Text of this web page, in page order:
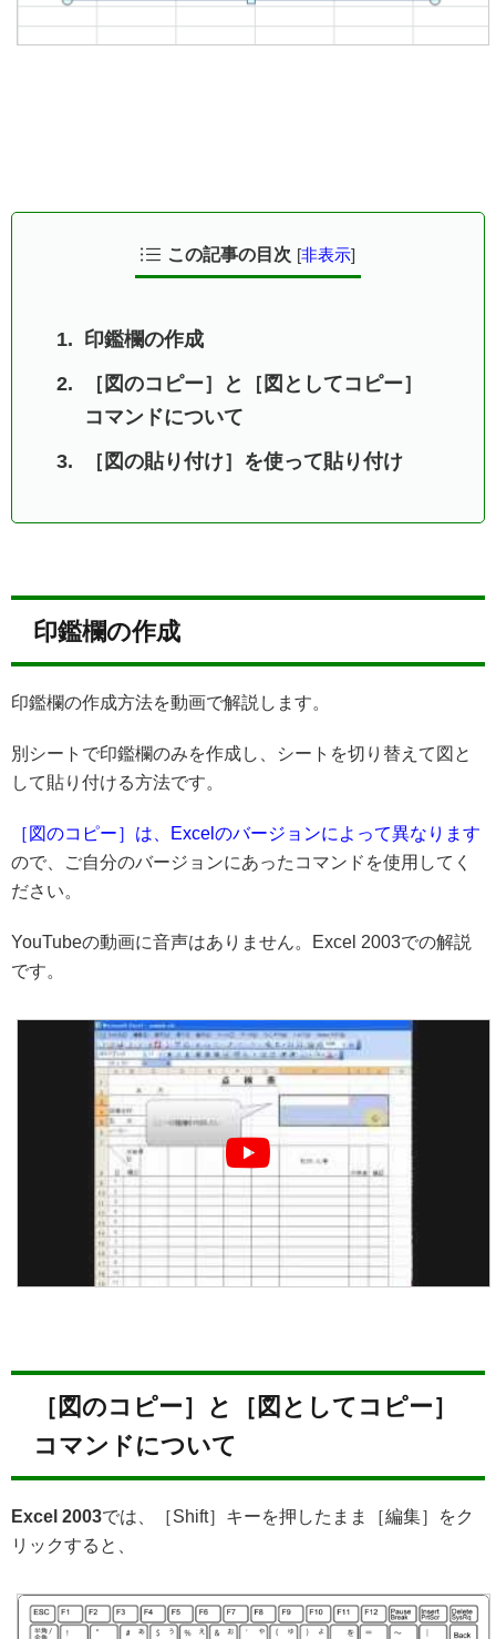
この記事の目次 [非表示]
印鑑欄の作成
［図のコピー］と［図としてコピー］
コマンドについて
［図の貼り付け］を使って貼り付け
印鑑欄の作成
印鑑欄の作成方法を動画で解説します。
別シートで印鑑欄のみを作成し、シートを切り替えて図と
して貼り付ける方法です。
［図のコピー］は、Excelのバージョンによって異なります
ので、ご自分のバージョンにあったコマンドを使用してく
ださい。
YouTubeの動画に音声はありません。Excel 2003での解説
です。
［図のコピー］と［図としてコピー］
コマンドについて
Excel 2003では、［Shift］キーを押したまま［編集］をク
リックすると、